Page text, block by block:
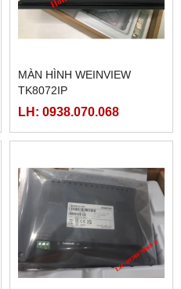
MÀN HÌNH WEINVIEW
TK8072IP
LH: 0938.070.068